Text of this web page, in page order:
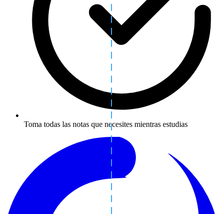
Toma todas las notas que necesites mientras estudias